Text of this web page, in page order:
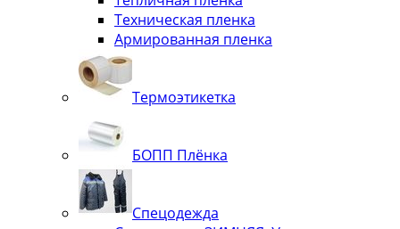
Техническая пленка
Армированная пленка
Термоэтикетка
БОПП Плёнка
Спецодежда